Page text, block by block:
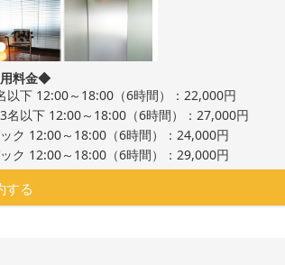
料金◆
以下 12:00～18:00（6時間）：22,000円
名以下 12:00～18:00（6時間）：27,000円
ク 12:00～18:00（6時間）：24,000円
ク 12:00～18:00（6時間）：29,000円
する